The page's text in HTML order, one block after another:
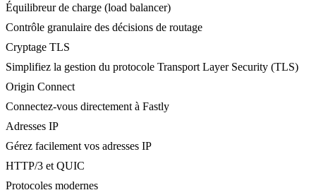
Équilibreur de charge (load balancer)
Contrôle granulaire des décisions de routage
Cryptage TLS
Simplifiez la gestion du protocole Transport Layer Security (TLS)
Origin Connect
Connectez-vous directement à Fastly
Adresses IP
Gérez facilement vos adresses IP
HTTP/3 et QUIC
Protocoles modernes